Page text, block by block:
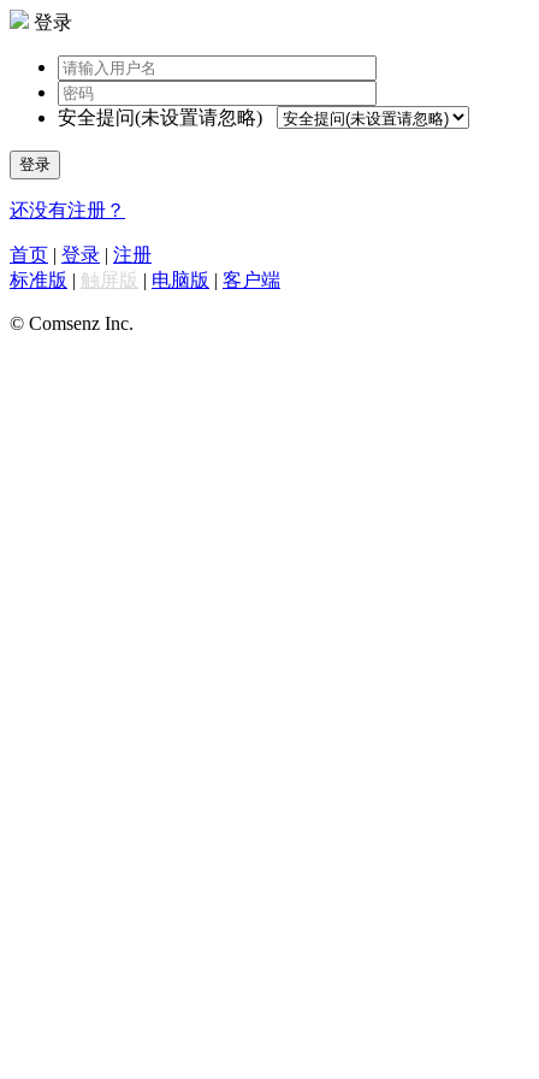
登录
安全提问(未设置请忽略)
登录
还没有注册？
首页 | 登录 | 注册
标准版 | 触屏版 | 电脑版 | 客户端
© Comsenz Inc.